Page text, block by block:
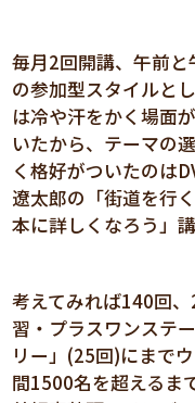
毎月2回開講、午前
の参加型スタイルと
は冷や汗をかく場面
いたから、テーマの
く格好がついたのは
遼太郎の「街道を行
本に詳しくなろう」講
考えてみれば140回
習・プラスワンステ
リー」(25回)にまで
間1500名を超えるま